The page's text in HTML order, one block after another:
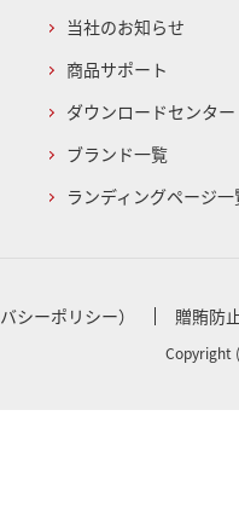
当社のお知らせ
商品サポート
ダウンロードセンター
ブランド一覧
ランディングページ一
シーポリシー） 贈賄防
Copyright